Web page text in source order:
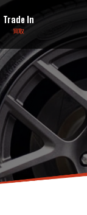
Trade In
買取